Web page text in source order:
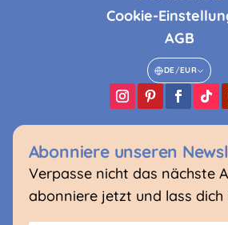
Cookie-
AGB
DE/EUR
Abonniere unseren
Verpasse nicht das nächste
abonniere jetzt und lass dich